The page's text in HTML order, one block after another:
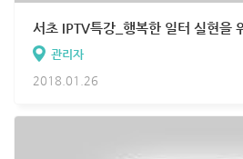
관리자
2018.01.26